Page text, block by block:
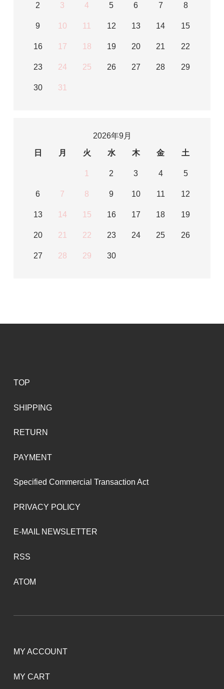
2 3 4 5 6 7 8
9 10 11 12 13 14 15
16 17 18 19 20 21 22
23 24 25 26 27 28 29
30 31
2026年9月
日
月 火 水 木 金 土
1 2 3 4 5
6 7 8 9 10 11 12
13 14 15 16 17 18 19
20 21 22 23 24 25 26
27 28 29 30
TOP
SHIPPING
RETURN
PAYMENT
Specified Commercial Transaction Act
PRIVACY POLICY
E-MAIL NEWSLETTER
RSS
ATOM
MY ACCOUNT
MY CART